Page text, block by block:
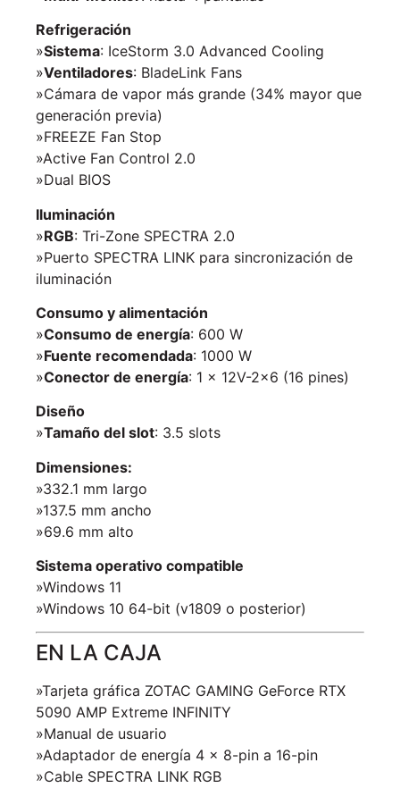
Refrigeración
»Sistema: IceStorm 3.0 Advanced Cooling
»Ventiladores: BladeLink Fans
»Cámara de vapor más grande (34% mayor que
generación previa)
»FREEZE Fan Stop
»Active Fan Control 2.0
»Dual BIOS
Iluminación
»RGB: Tri-Zone SPECTRA 2.0
»Puerto SPECTRA LINK para sincronización de
iluminación
Consumo y alimentación
»Consumo de energía: 600 W
»Fuente recomendada: 1000 W
»Conector de energía: 1 × 12V-2×6 (16 pines)
Diseño
»Tamaño del slot: 3.5 slots
Dimensiones:
»332.1 mm largo
»137.5 mm ancho
»69.6 mm alto
Sistema operativo compatible
»Windows 11
»Windows 10 64-bit (v1809 o posterior)
EN LA CAJA
»Tarjeta gráfica ZOTAC GAMING GeForce RTX
5090 AMP Extreme INFINITY
»Manual de usuario
»Adaptador de energía 4 × 8-pin a 16-pin
»Cable SPECTRA LINK RGB